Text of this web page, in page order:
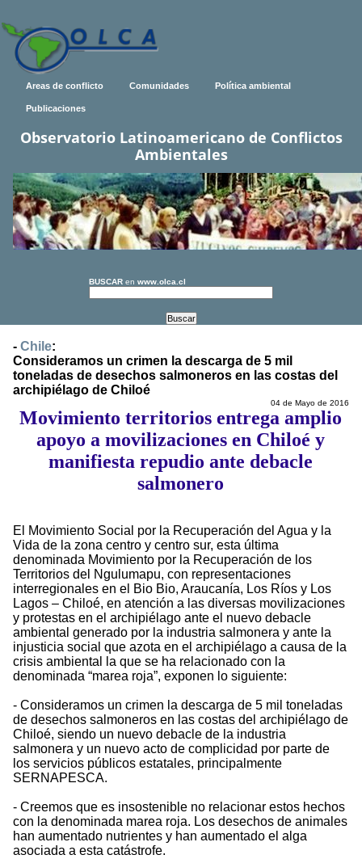
Areas de conflicto Comunidades Política ambiental
Publicaciones
Observatorio Latinoamericano de Conflictos
Ambientales
BUSCAR en www.olca.cl
- Chile:
Consideramos un crimen la descarga de 5 mil
toneladas de desechos salmoneros en las costas del
archipiélago de Chiloé
04 de Mayo de 2016
Movimiento territorios entrega amplio
apoyo a movilizaciones en Chiloé y
manifiesta repudio ante debacle
salmonero
El Movimiento Social por la Recuperación del Agua y la
Vida de la zona centro y centro sur, esta última
denominada Movimiento por la Recuperación de los
Territorios del Ngulumapu, con representaciones
interregionales en el Bio Bio, Araucanía, Los Ríos y Los
Lagos – Chiloé, en atención a las diversas movilizaciones
y protestas en el archipiélago ante el nuevo debacle
ambiental generado por la industria salmonera y ante la
injusticia social que azota en el archipiélago a causa de la
crisis ambiental la que se ha relacionado con la
denominada “marea roja”, exponen lo siguiente:
- Consideramos un crimen la descarga de 5 mil toneladas
de desechos salmoneros en las costas del archipiélago de
Chiloé, siendo un nuevo debacle de la industria
salmonera y un nuevo acto de complicidad por parte de
los servicios públicos estatales, principalmente
SERNAPESCA.
- Creemos que es insostenible no relacionar estos hechos
con la denominada marea roja. Los desechos de animales
han aumentado nutrientes y han aumentado el alga
asociada a esta catástrofe.